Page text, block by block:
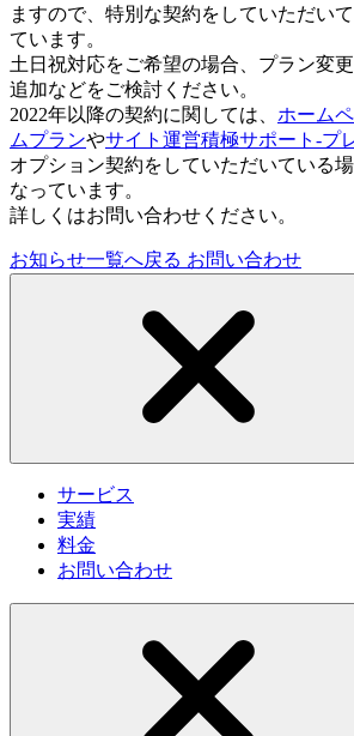
ますので、特別な契約をしていただい
ています。
土日祝対応をご希望の場合、プラン変
追加などをご検討ください。
2022年以降の契約に関しては、 ホーム
ムプランやサイト運営積極サポート-プ
オプション契約をしていただいている
なっています。
詳しくはお問い合わせください。
お知らせ一覧へ戻る お問い合わせ
サービス
実績
料金
お問い合わせ